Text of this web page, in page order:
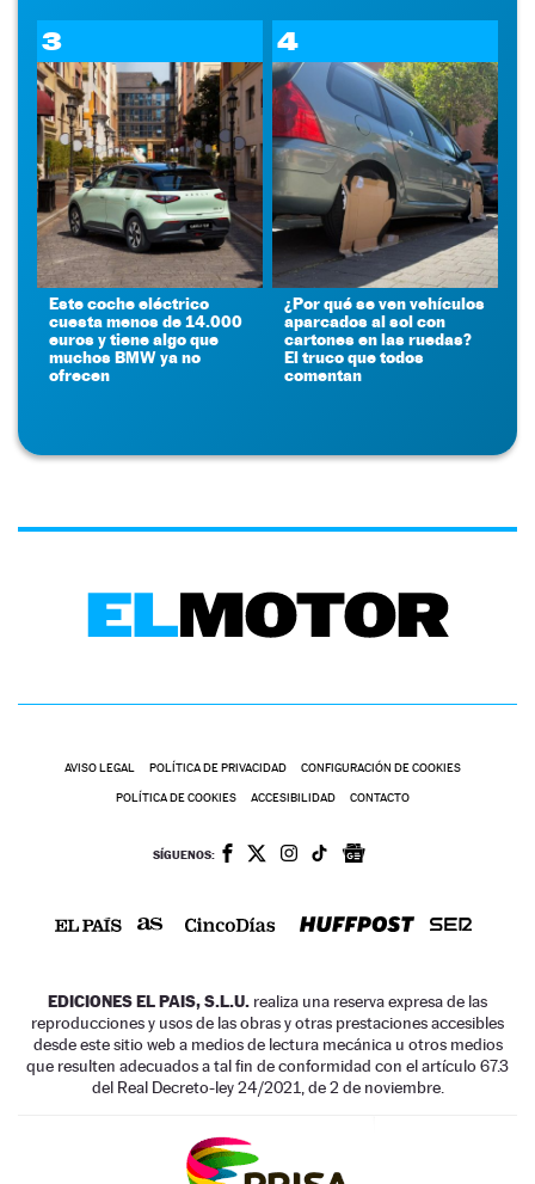
3
Este coche eléctrico
cuesta menos de 14.000
euros y tiene algo que
muchos BMW ya no
ofrecen
4
¿Por qué se ven vehículos
aparcados al sol con
cartones en las ruedas?
El truco que todos
comentan
AVISO LEGAL POLÍTICA DE PRIVACIDAD CONFIGURACIÓN DE COOKIES
POLÍTICA DE COOKIES ACCESIBILIDAD CONTACTO
SÍGUENOS:
EDICIONES EL PAIS, S.L.U. realiza una reserva expresa de las
reproducciones y usos de las obras y otras prestaciones accesibles
desde este sitio web a medios de lectura mecánica u otros medios
que resulten adecuados a tal fin de conformidad con el artículo 67.3
del Real Decreto-ley 24/2021, de 2 de noviembre.